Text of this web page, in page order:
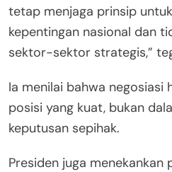
tetap menjaga prinsip
kepentingan nasional dan
sektor-sektor strategis,”
Ia menilai bahwa negosiasi
posisi yang kuat, bukan
keputusan sepihak.
Presiden juga menekankan